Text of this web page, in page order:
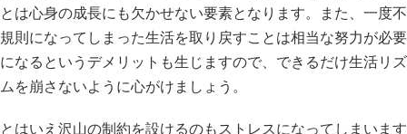
とは心身の成長にも欠かせない要素となります。また、一度不
規則になってしまった生活を取り戻すことは相当な努力が必要
になるというデメリットも生じますので、できるだけ生活リズ
ムを崩さないように心がけましょう。
とはいえ沢山の制約を設けるのもストレスになってしまいます